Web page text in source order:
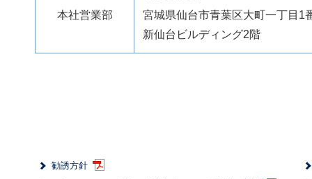
本社営業部
宮城県仙台市青葉区大町一丁目1
新仙台ビルディング2階
勧誘方針